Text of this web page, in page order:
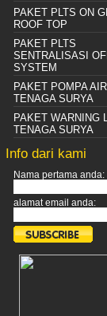
PAKET PLTS ON
ROOF TOP
PAKET PLTS
SENTRALISASI
SYSTEM
PAKET POMPA AIR
TENAGA SURYA
PAKET WARNING
TENAGA SURYA
Info dari kami
Nama pertama anda:
alamat email anda: